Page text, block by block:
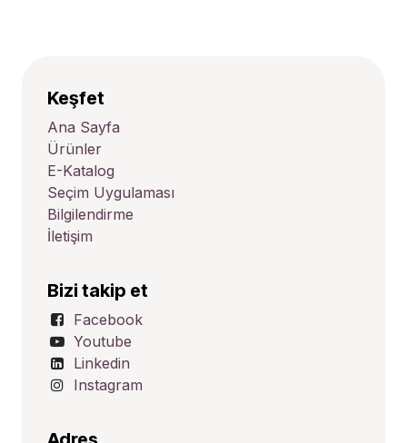
Keşfet
Ana Sayfa
Ürünler
E-Katalog
Seçim Uygulaması
Bilgilendirme
İletişim
Bizi takip et
Facebook
Youtube
Linkedin
Instagram